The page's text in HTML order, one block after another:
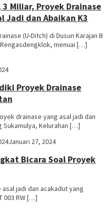
3 Miliar, Proyek Drainase
Jadi dan Abaikan K3
(U-Ditch) di Dusun Karajan B
menuai […]
Proyek Drainase
drainase yang asal jadi dan
Sukamulya, Kelurahan […]
Januari 27, 2024
Bicara Soal Proyek
asal jadi dan acakadut yang
003 RW […]